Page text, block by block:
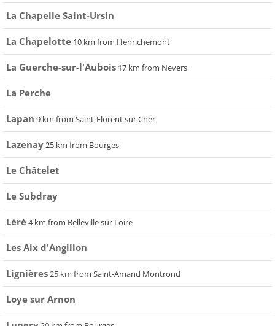
La Chapelle Saint-Ursin
La Chapelotte 10 km from Henrichemont
La Guerche-sur-l'Aubois 17 km from Nevers
La Perche
Lapan 9 km from Saint-Florent sur Cher
Lazenay25 km from Bourges
Le Châtelet
Le Subdray
Léré4 km from Belleville sur Loire
Les Aix d'Angillon
Lignières25 km from Saint-Amand Montrond
Loye sur Arnon